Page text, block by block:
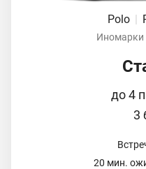
Polo |
Иномарки
до 4
3
20 мин.